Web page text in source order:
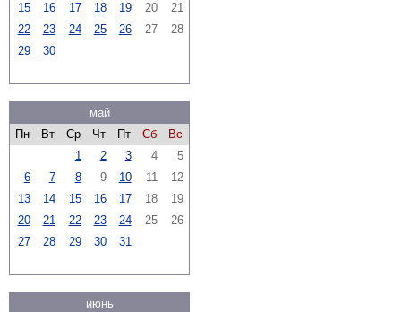
15
16 17 18 19 20
21
22
23 24 25 26 27
28
29
30
май
Пн
Вт Ср Чт Пт Сб
Вс
1
2 3 4
5
6
7 8 9 10 11
12
13
14 15 16 17 18
19
20
21 22 23 24 25
26
27
28 29 30 31
июнь